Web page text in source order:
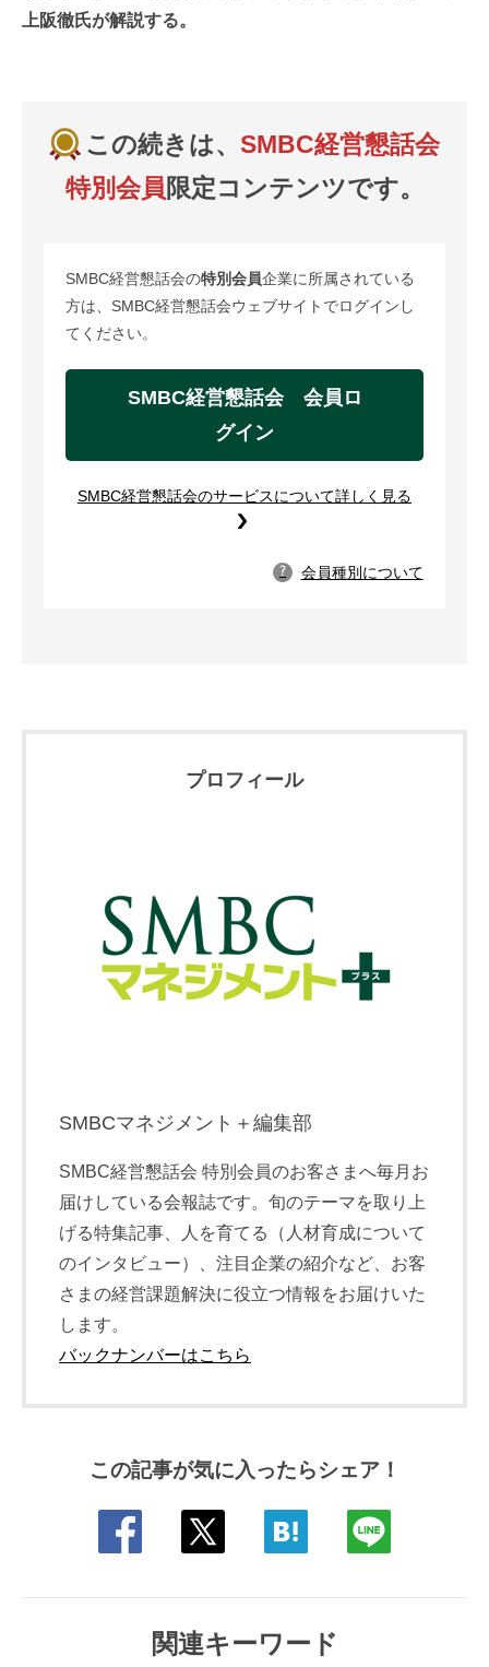
上阪徹氏が解説する。
この続きは、SMBC経営懇話会
特別会員 限定コンテンツです。
SMBC経営懇話会の特別会員企業に所属されている
方は、SMBC経営懇話会ウェブサイトでログインし
てください。
SMBC経営懇話会 会員ロ
グイン
SMBC経営懇話会のサービスについて詳しく見る
? 会員種別について
プロフィール
SMBCマネジメント＋編集部
SMBC経営懇話会 特別会員のお客さまへ毎月お
届けしている会報誌です。旬のテーマを取り上
げる特集記事、人を育てる（人材育成について
のインタビュー）、注目企業の紹介など、お客
さまの経営課題解決に役立つ情報をお届けいた
します。
バックナンバーはこちら
この記事が気に入ったらシェア！
関連キーワード